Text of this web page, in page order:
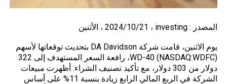
المصدر :investing ، 2024/10/21 ، الأثنين
يوم الاثنين، قامت شركة DA Davidson بتحديث توقعاتها لأسهم
WD-40 (NASDAQ:WDFC)، رافعة السعر المستهدف إلى 322
دولار من 303 دولار، مع تأكيد تصنيف الشراء. أظهرت مبيعات
الشركة في الربع المالي الرابع زيادة بنسبة 11% على أساس